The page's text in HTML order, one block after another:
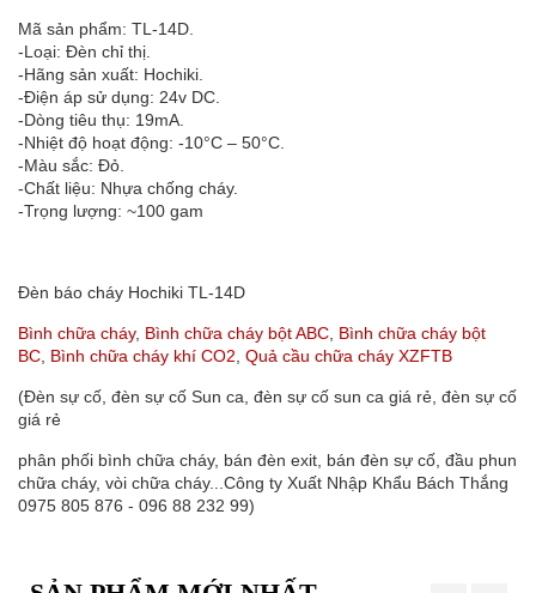
Mã sản phẩm: TL-14D.
-Loại: Đèn chỉ thị.
-Hãng sản xuất: Hochiki.
-Điện áp sử dụng: 24v DC.
-Dòng tiêu thụ: 19mA.
-Nhiệt độ hoạt động: -10°C – 50°C.
-Màu sắc: Đỏ.
-Chất liệu: Nhựa chống cháy.
-Trọng lượng: ~100 gam
Đèn báo cháy Hochiki TL-14D
Bình chữa cháy, Bình chữa cháy bột ABC Bình chữa cháy bột
BC Bình chữa cháy khí CO2 Quả cầu chữa cháy XZFTB
(Đèn sự cố, đèn sự cố Sun ca, đèn sự cố sun ca giá rẻ, đèn sự cố
giá rẻ
phân phối bình chữa cháy, bán đèn exit, bán đèn sự cố, đầu phun
chữa cháy, vòi chữa cháy...Công ty Xuất Nhập Khẩu Bách Thắng
0975 805 876 - 096 88 232 99)